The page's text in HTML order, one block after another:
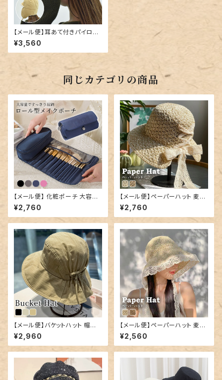
【メール便】耳あて付きパイロッ
トキャップ／hat293
¥3,560
同じカテゴリの商品
【メール便】 化粧ポーチ 大容量
持ち運び 鞄／bag332
¥2,760
【メール便】ペーパーハット 麦わ
ら帽子 レディース リボン 折りた
たみ／hat324
¥2,760
【メール便】バケットハット 帽子
レディース リボン つば広／hat
325
¥2,960
【メール便】ペーパーハット 麦わ
ら帽子 レディース つば広帽子
リボン／hat326
¥2,560